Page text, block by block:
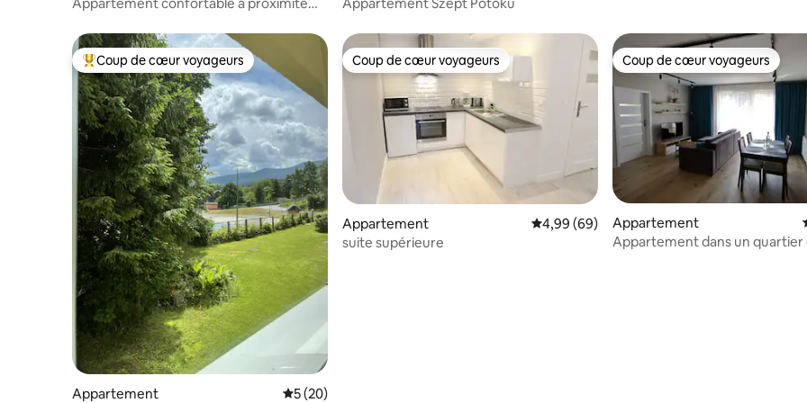
Coups de cœur voyageurs les plus appréciés
Coup de cœur voyageurs
Appartement Évaluation moyenne sur la base de 20 commentaires : 5 sur 5
5 (20)
Coup de cœur voyageurs
Coup de cœur voyageurs
Appartement Évaluation moyenne sur la base de 69
4,99 (69)
suite supérieure
Coup de cœur voyageurs
Coup de cœur voyageurs
Appartement
Appartement dans un quartier